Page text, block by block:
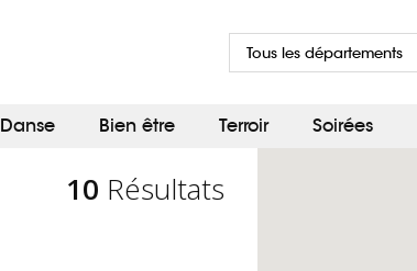
Tous les départements
Danse Bien être Terroir Soirées
10 Résultats